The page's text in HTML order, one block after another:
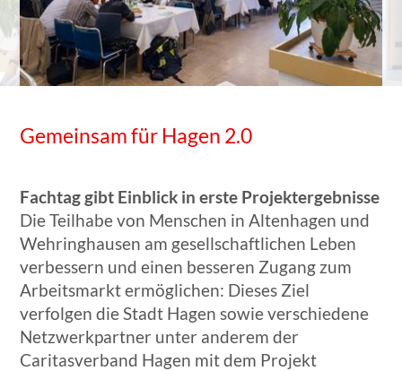
Gemeinsam für Hagen 2.0
Fachtag gibt Einblick in erste Projektergebnisse
Die Teilhabe von Menschen in Altenhagen und
Wehringhausen am gesellschaftlichen Leben
verbessern und einen besseren Zugang zum
Arbeitsmarkt ermöglichen: Dieses Ziel
verfolgen die Stadt Hagen sowie verschiedene
Netzwerkpartner unter anderem der
Caritasverband Hagen mit dem Projekt